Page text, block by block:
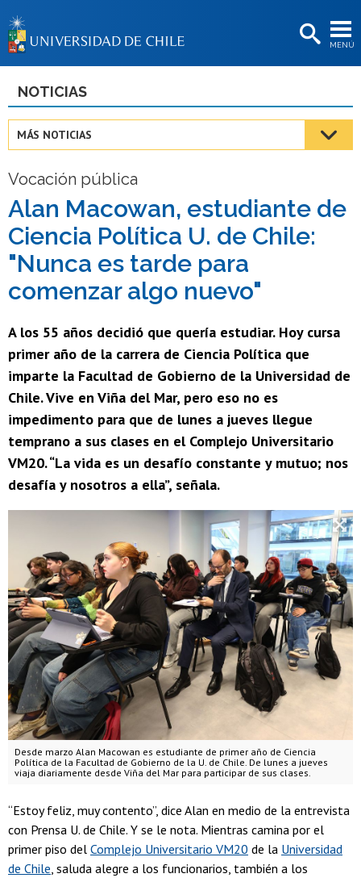
MENÚ
BIBLIOTECAS
Estudiantes
Funcionarias/os
Egresadas/os
NOTICIAS
MÁS NOTICIAS
Vocación pública
Alan Macowan, estudiante de
Ciencia Política U. de Chile:
"Nunca es tarde para
comenzar algo nuevo"
A los 55 años decidió que quería estudiar. Hoy cursa
primer año de la carrera de Ciencia Política que
imparte la Facultad de Gobierno de la Universidad de
Chile. Vive en Viña del Mar, pero eso no es
impedimento para que de lunes a jueves llegue
temprano a sus clases en el Complejo Universitario
VM20. “La vida es un desafío constante y mutuo; nos
desafía y nosotros a ella”, señala.
Desde marzo Alan Macowan es estudiante de primer año de Ciencia
Política de la Facultad de Gobierno de la U. de Chile. De lunes a jueves
viaja diariamente desde Viña del Mar para participar de sus clases.
“Estoy feliz, muy contento”, dice Alan en medio de la entrevista
con Prensa U. de Chile. Y se le nota. Mientras camina por el
primer piso del Complejo Universitario VM20 de la Universidad
de Chile, saluda alegre a los funcionarios, también a los